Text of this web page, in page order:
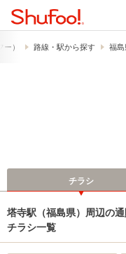
） 路線・駅から探す 福島
チラシ
塔寺駅（福島県）周辺の
チラシ一覧